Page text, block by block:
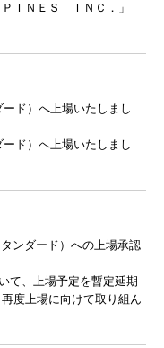
ＩＮＥＳ ＩＮＣ．」
ド）へ上場いたしまし
ド）へ上場いたしまし
ンダード）への上場承認
て、上場予定を暫定延期
度上場に向けて取り組ん